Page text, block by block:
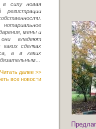
силу новая
регистрации
мены и
владеют
сделках
а в каких
Читать далее >>
все новости